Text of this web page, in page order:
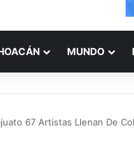
MUNDO
67 Artistas Llenan De